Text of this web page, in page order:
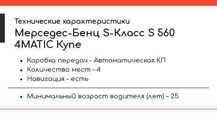
Технические характеристики
Мерседес-Бенц S-Класс S 560
4MATIC Купе
Коробка передач – Автоматическая КП
Количество мест – 4
Навигация – есть
Минимальный возраст водителя (лет) – 25